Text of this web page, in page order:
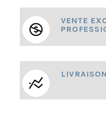
VENTE